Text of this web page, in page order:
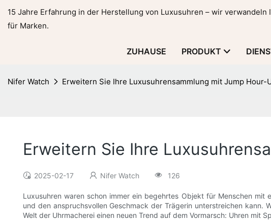
15 Jahre Erfahrung in der Herstellung von Luxusuhren – wir verwandeln
für Marken.
ZUHAUSE PRODUKT
Nifer Watch Erweitern Sie Ihre Luxusuhrensammlung mit Jump Hour-
Erweitern Sie Ihre
2025-02-17 Nifer Watch 126
Luxusuhren waren schon immer ein begehrtes Objekt für Menschen
und den anspruchsvollen Geschmack der Trägerin unterstreichen kann.
Welt der Uhrmacherei einen neuen Trend auf dem Vormarsch: Uhren mit